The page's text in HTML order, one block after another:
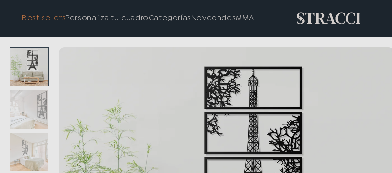
Best sellersPersonaliza tu cuadroCategoríasNovedadesMMA